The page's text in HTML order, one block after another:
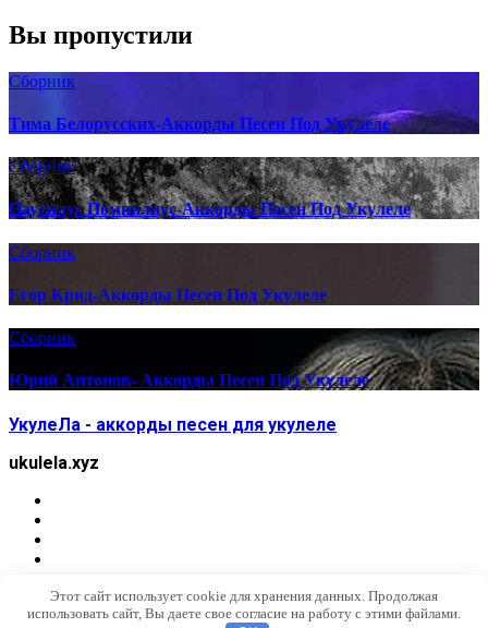
Вы пропустили
Сборник
Тима Белорусских-Аккорды Песен Под Укулеле
Сборник
Наутилус Помпилиус-Аккорды Песен Под Укулеле
Сборник
Егор Крид-Аккорды Песен Под Укулеле
Сборник
Юрий Антонов- Аккорды Песен Под Укулеле
УкулеЛа - аккорды песен для укулеле
ukulela.xyz
Этот сайт использует cookie для хранения данных. Продолжая
использовать сайт, Вы даете свое согласие на работу с этими файлами.